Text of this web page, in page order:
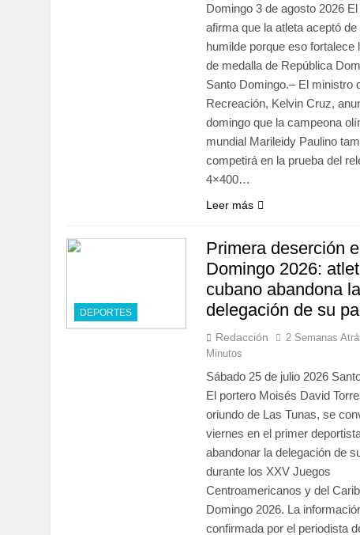
Domingo 3 de agosto 2026
afirma que la atleta aceptó
humilde porque eso fortalece
de medalla de República
Santo Domingo.– El ministro
Recreación, Kelvin Cruz,
domingo que la campeona
mundial Marileidy Paulino
competirá en la prueba del
4×400…
Leer más
DEPORTES
Primera deserción
Domingo 2026:
cubano abandona la
delegación de su
Redacción 2 Semanas
Minutos
Sábado 25 de julio 2026
El portero Moisés David
oriundo de Las Tunas, se
viernes en el primer
abandonar la delegación de
durante los XXV Juegos
Centroamericanos y del
Domingo 2026. La
confirmada por el periodista